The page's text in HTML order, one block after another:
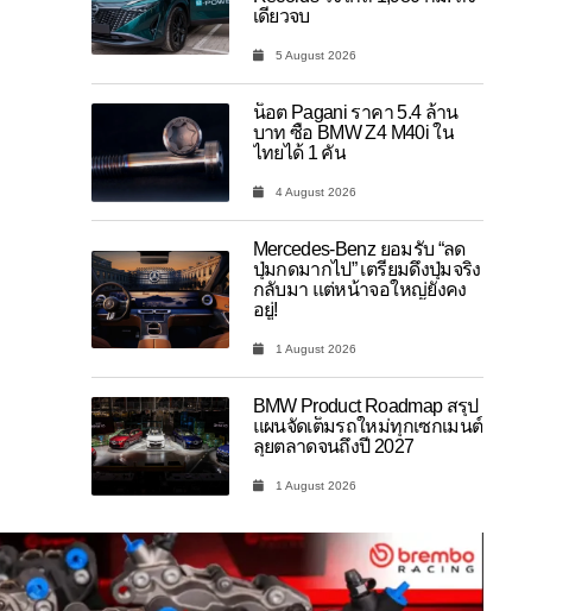
เดียวจบ
5 August 2026
น็อต Pagani ราคา 5.4 ล้าน
บาท ซื้อ BMW Z4 M40i ใน
ไทยได้ 1 คัน
4 August 2026
Mercedes-Benz ยอมรับ “ลด
ปุ่มกดมากไป” เตรียมดึงปุ่มจริง
กลับมา แต่หน้าจอใหญ่ยังคง
อยู่!
1 August 2026
BMW Product Roadmap สรุป
แผนจัดเต็มรถใหม่ทุกเซกเมนต์
ลุยตลาดจนถึงปี 2027
1 August 2026